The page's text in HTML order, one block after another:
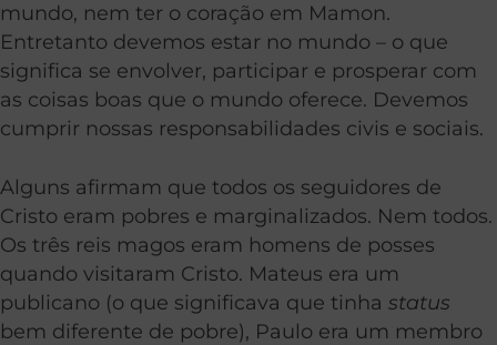
mundo, nem ter o coração em Mamon.
Entretanto devemos estar no mundo – o que
significa se envolver, participar e prosperar com
as coisas boas que o mundo oferece. Devemos
cumprir nossas responsabilidades civis e sociais.
Alguns afirmam que todos os seguidores de
Cristo eram pobres e marginalizados. Nem todos.
Os três reis magos eram homens de posses
quando visitaram Cristo. Mateus era um
publicano (o que significava que tinha status
bem diferente de pobre), Paulo era um membro